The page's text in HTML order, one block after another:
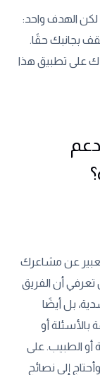
لكن الهدف واحد:
بجانبك حقًا.
على تطبيق هذا
عن مشاعرك
أن الفريق
بل أيضًا
بالأسئلة أو
أو الطبيب. على
إلى نصائح